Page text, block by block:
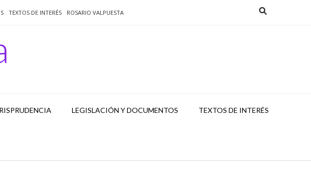
TEXTOS DE INTERÉS ROSARIO VALPUESTA
LEGISLACIÓN Y DOCUMENTOS TEXTOS DE INTERÉS